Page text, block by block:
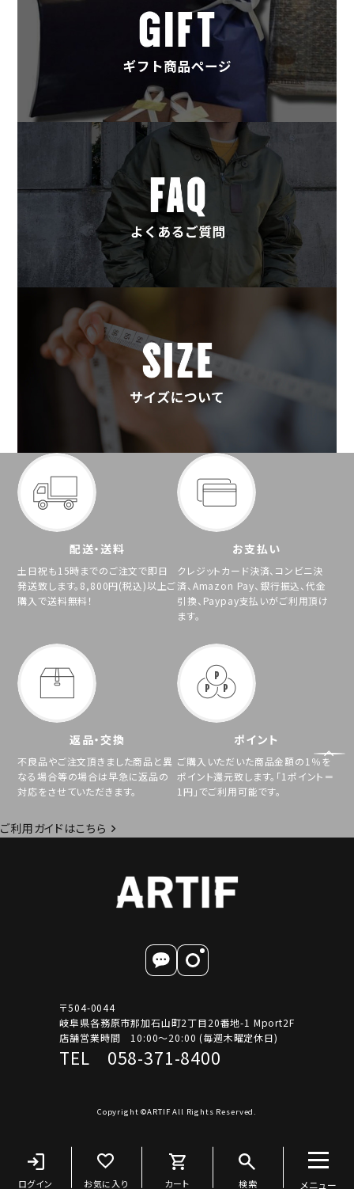
配送・送料
土日祝も15時までのご注文で即日
発送致します。8,800円(税込)以上ご
購入で送料無料！
お支払い
クレジットカード決済、コンビニ決
済、Amazon Pay、銀行振込、代金
引換、Paypay支払いがご利用頂け
ます。
返品・交換
不良品やご注文頂きました商品と異
なる場合等の場合は早急に返品の
対応をさせていただきます。
ポイント
ご購入いただいた商品金額の1％を
ポイント還元致します。「1ポイント＝
1円」でご利用可能です。
ご利用ガイドはこちら
〒504-0044
岐阜県各務原市那加石山町2丁目20番地-1 Mport2F
店舗営業時間 10:00～20:00 (毎週木曜定休日)
TEL 058-371-8400
Copyright ©ARTIF All Rights Reserved.